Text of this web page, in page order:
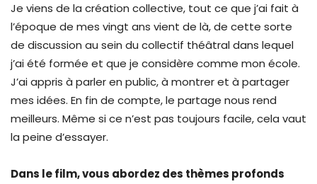
Je viens de la création collective, tout ce que j’ai fait à
l’époque de mes vingt ans vient de là, de cette sorte
de discussion au sein du collectif théâtral dans lequel
j’ai été formée et que je considère comme mon école.
J’ai appris à parler en public, à montrer et à partager
mes idées. En fin de compte, le partage nous rend
meilleurs. Même si ce n’est pas toujours facile, cela vaut
la peine d’essayer.
Dans le film, vous abordez des thèmes profonds